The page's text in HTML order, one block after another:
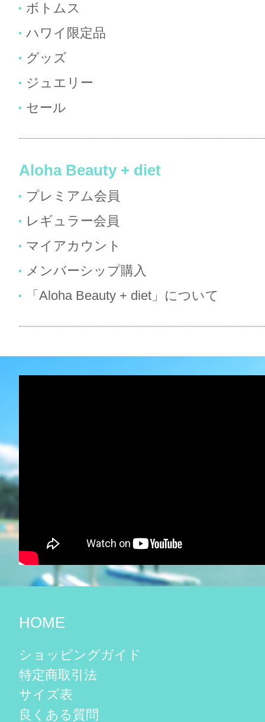
ボトムス
ハワイ限定品
グッズ
ジュエリー
セール
Aloha Beauty + diet
プレミアム会員
レギュラー会員
マイアカウント
メンバーシップ購入
「Aloha Beauty + diet」について
HOME
ショッピングガイド
特定商取引法
サイズ表
良くある質問